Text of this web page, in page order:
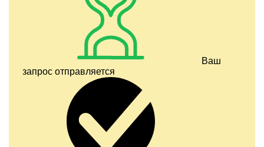
Ваш
запрос отправляется